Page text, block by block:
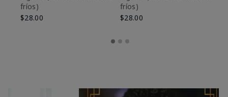
fríos)
$28.00
fríos)
$28.00